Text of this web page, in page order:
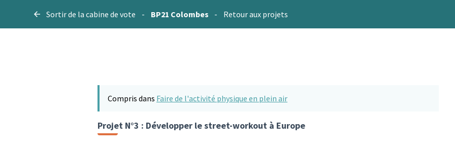
Sortir de la cabine de vote - BP21 Colombes - Retour aux projets
Compris dans Faire de l'activité physique en plein air
Projet N°3 : Développer le street-workout à Europe